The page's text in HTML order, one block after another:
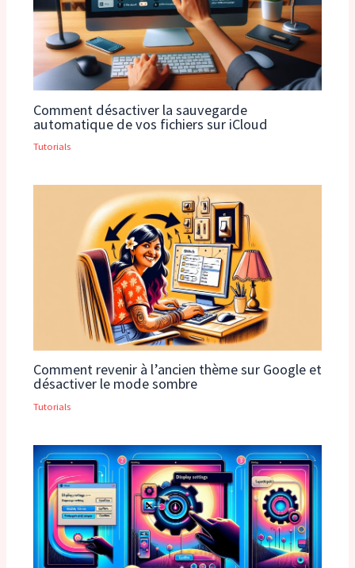
Comment désactiver la sauvegarde
automatique de vos fichiers sur iCloud
Tutorials
Comment revenir à l’ancien thème sur Google et
désactiver le mode sombre
Tutorials